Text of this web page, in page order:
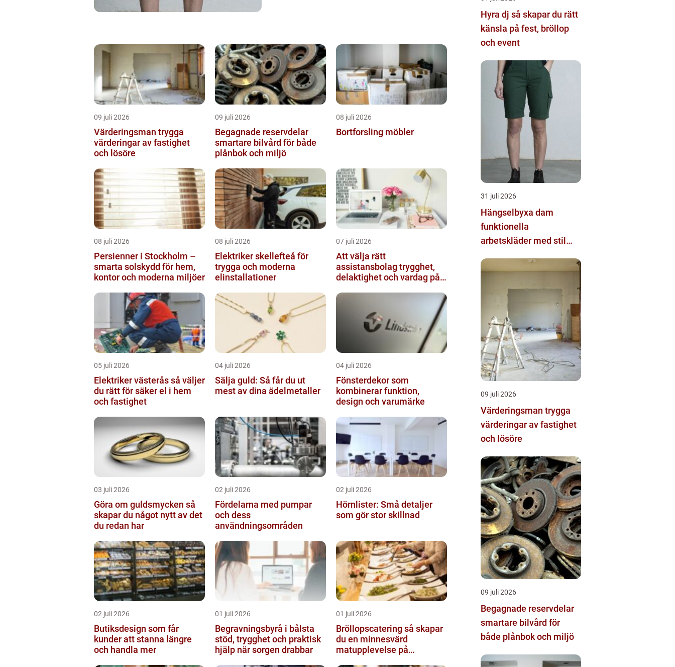
09 juli 2026
Värderingsman trygga
värderingar av fastighet
och lösöre
09 juli 2026
Begagnade reservdelar
smartare bilvård för både
plånbok och miljö
08 juli 2026
Bortforsling möbler
08 juli 2026
Persienner i Stockholm –
smarta solskydd för hem,
kontor och moderna miljöer
08 juli 2026
Elektriker skellefteå för
trygga och moderna
elinstallationer
07 juli 2026
Att välja rätt
assistansbolag trygghet,
delaktighet och vardag på
05 juli 2026
Elektriker västerås så väljer
du rätt för säker el i hem
och fastighet
04 juli 2026
Sälja guld: Så får du ut
mest av dina ädelmetaller
04 juli 2026
Fönsterdekor som
kombinerar funktion,
design och varumärke
03 juli 2026
Göra om guldsmycken så
skapar du något nytt av det
du redan har
02 juli 2026
Fördelarna med pumpar
och dess
användningsområden
02 juli 2026
Hörnlister: Små detaljer
som gör stor skillnad
02 juli 2026
Butiksdesign som får
kunder att stanna längre
och handla mer
01 juli 2026
Begravningsbyrå i bålsta
stöd, trygghet och praktisk
hjälp när sorgen drabbar
01 juli 2026
Bröllopscatering så skapar
du en minnesvärd
matupplevelse på
Hyra dj så skapar du rätt
känsla på fest, bröllop
och event
31 juli 2026
Hängselbyxa dam
funktionella
arbetskläder med stil
09 juli 2026
Värderingsman trygga
värderingar av fastighet
och lösöre
09 juli 2026
Begagnade reservdelar
smartare bilvård för
både plånbok och miljö